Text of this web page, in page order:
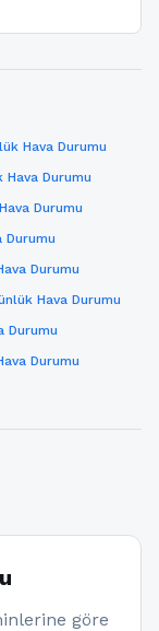
Hava Durumu
Hava Durumu
Durumu
Durumu
Durumu
Hava Durumu
Durumu
Durumu
göre